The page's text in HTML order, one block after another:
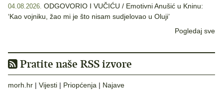
04.08.2026. ODGOVORIO I VUČIĆU / Emotivni Anušić u Kninu:
‘Kao vojniku, žao mi je što nisam sudjelovao u Oluji’
Pogledaj sve
Pratite naše RSS izvore
morh.hr | Vijesti | Priopćenja | Najave